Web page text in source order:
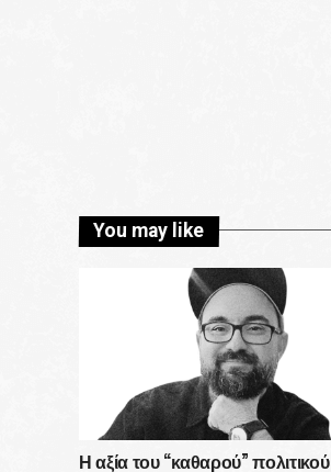
You may like
Η αξία του “καθαρού” πολιτικού